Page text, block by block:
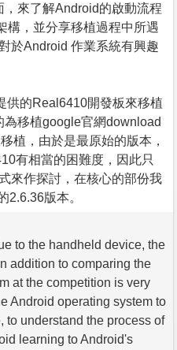
來了解Android的啟動流程
構，並分享移植過程中所遇
於Android 作業系統有興趣
供的Real6410開發板來移植
移植google官網download
植，由於是最原始的版本，
有相當的困難度，因此只
來作探討，在核心的部份我
2.6.36版本。
to the handheld device, the
addition to comparing the
at the competition is very
Android operating system to
to understand the process of
learning to Android's